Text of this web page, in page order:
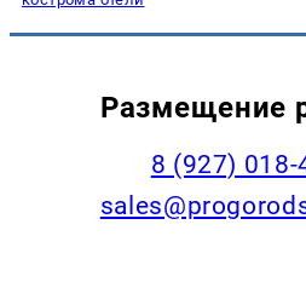
Размещение
8 (927) 018-